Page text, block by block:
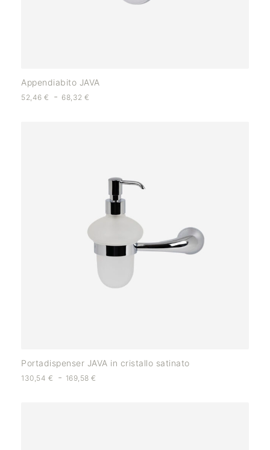
Appendiabito JAVA
52,46 € - 68,32€
Portadispenser JAVA in cristallo satinato
130,54 € - 169,58€